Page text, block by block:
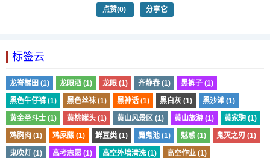
点赞(0) 分享它
标签云
龙脊梯田 (1) 龙眼酒 (1) 龙眼 (1) 齐静春 (1) 黑裤子 (1)
黑色牛仔裤 (1) 黑色丝袜 (1) 黑神话 (1) 黑白灰 (1) 黑沙滩 (1)
黄金圣斗士 (1) 黄桃罐头 (1) 黄山风景区 (1) 黄山旅游 (1) 黄家驹 (1)
鸡胸肉 (1) 鸡屎藤 (1) 鲜豆类 (1) 魔鬼池 (1) 魅惑 (1) 鬼灭之刃 (1)
鬼吹灯 (1) 高考志愿 (1) 高空外墙清洗 (1) 高空作业 (1)